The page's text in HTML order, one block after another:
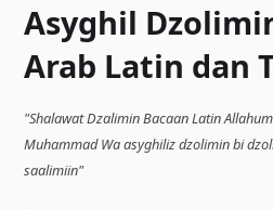
Asyghil
Arab Latin dan
"Shalawat Dzalimin Bacaan Latin
Muhammad Wa asyghiliz dzolimin bi
saalimiin"